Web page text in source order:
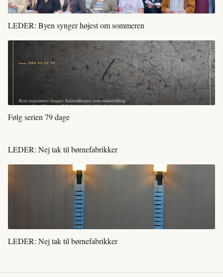
LEDER: Byen synger højest om sommeren
Følg serien 79 dage
LEDER: Nej tak til børnefabrikker
LEDER: Nej tak til børnefabrikker